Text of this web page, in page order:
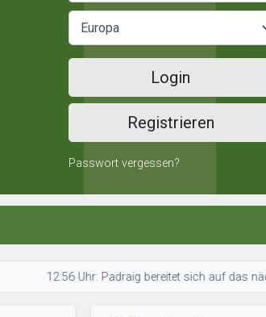
Login
Registrieren
Passwort vergessen?
12:56 Uhr: Padraig bereitet sich auf das nächste